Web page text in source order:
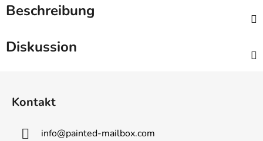
Beschreibung
Diskussion
Kontakt
info@painted-mailbox.com